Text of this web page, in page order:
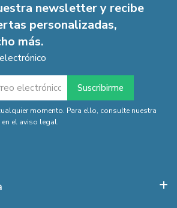
newsletter y recibe
personalizadas,
más.
momento. Para ello, consulte nuestra
el aviso legal.